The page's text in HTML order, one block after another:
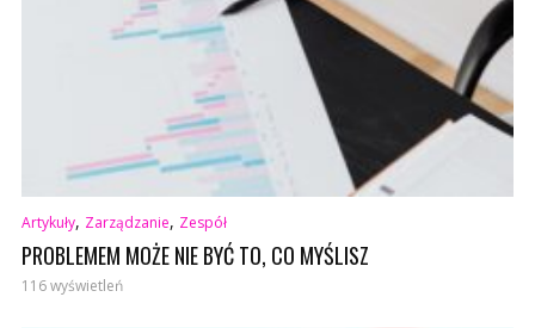
Artykuły, Zarządzanie, Zespół
PROBLEMEM MOŻE NIE BYĆ TO, CO MYŚLISZ
116 wyświetleń